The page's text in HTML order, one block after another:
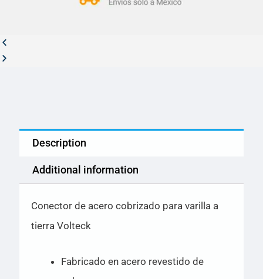
Description
Additional information
Conector de acero cobrizado para varilla a
tierra Volteck
Fabricado en acero revestido de